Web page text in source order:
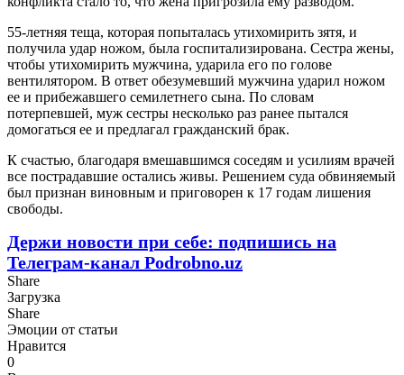
55-летняя теща, которая попыталась утихомирить зятя, и
получила удар ножом, была госпитализирована. Сестра жены,
чтобы утихомирить мужчина, ударила его по голове
вентилятором. В ответ обезумевший мужчина ударил ножом
ее и прибежавшего семилетнего сына. По словам
потерпевшей, муж сестры несколько раз ранее пытался
домогаться ее и предлагал гражданский брак.
К счастью, благодаря вмешавшимся соседям и усилиям врачей
все пострадавшие остались живы. Решением суда обвиняемый
был признан виновным и приговорен к 17 годам лишения
свободы.
Держи новости при себе: подпишись на
Телеграм-канал Podrobno.uz
Share
Загрузка
Share
Эмоции от статьи
Нравится
0